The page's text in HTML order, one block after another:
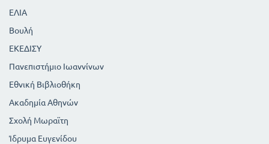
ΕΛΙΑ
Βουλή
ΕΚΕΔΙΣΥ
Πανεπιστήμιο Ιωαννίνων
Εθνική Βιβλιοθήκη
Ακαδημία Αθηνών
Σχολή Μωραϊτη
Ίδρυμα Ευγενίδου